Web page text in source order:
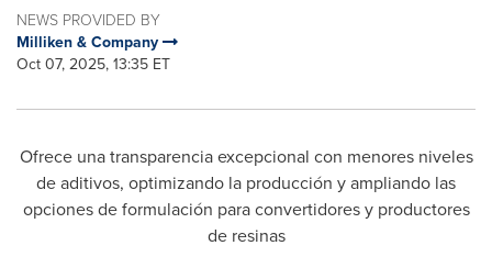
NEWS PROVIDED BY
Milliken & Company
Oct 07, 2025, 13:35 ET
Ofrece una transparencia excepcional con menores niveles
de aditivos, optimizando la producción y ampliando las
opciones de formulación para convertidores y productores
de resinas